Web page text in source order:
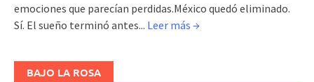
emociones que parecían perdidas.México quedó eliminado.
Sí. El sueño terminó antes... Leer más →
BAJO LA ROSA